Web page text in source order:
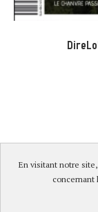
En visitant notre
concernant
© DireLot 2019 |
Conditions